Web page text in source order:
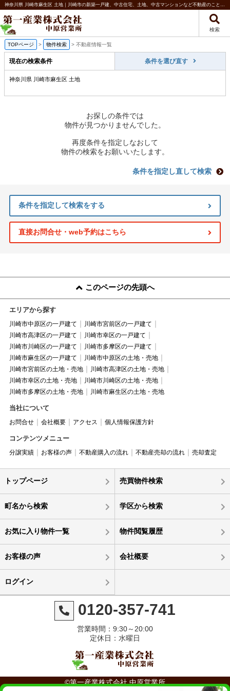
神奈川県 川崎市麻生区 土地｜川崎市の新築一戸建、中古住宅、土地、中古マンションなど不動産のことなら第一産業株式会社 中原営業所
検索
TOPページ > 物件検索 > 不動産情報一覧
現在の検索条件 条件を選び直す
神奈川県 川崎市麻生区 土地
お探しの条件では
物件が見つかりませんでした。
再度条件を指定しなおして
物件の検索をお願いいたします。
条件を指定し直して検索
条件を指定して検索をする
直接お問合せ・web予約はこちら
このページの先頭へ
エリアから探す
川崎市中原区の一戸建て
川崎市宮前区の一戸建て
川崎市高津区の一戸建て
川崎市幸区の一戸建て
川崎市川崎区の一戸建て
川崎市多摩区の一戸建て
川崎市麻生区の一戸建て
川崎市中原区の土地・売地
川崎市宮前区の土地・売地
川崎市高津区の土地・売地
川崎市幸区の土地・売地
川崎市川崎区の土地・売地
川崎市多摩区の土地・売地
川崎市麻生区の土地・売地
当社について
お問合せ 会社概要 アクセス 個人情報保護方針
コンテンツメニュー
分譲実績 お客様の声 不動産購入の流れ 不動産売却の流れ 売却査定
トップページ 売買物件検索
町名から検索 学区から検索
お気に入り物件一覧 物件閲覧履歴
お客様の声 会社概要
ログイン
0120-357-741
営業時間：9:30～20:00
定休日：水曜日
©第一産業株式会社 中原営業所